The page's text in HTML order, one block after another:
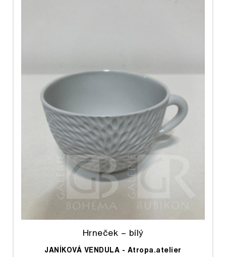
Hrneček – bílý
JANÍKOVÁ VENDULA - Atropa.atelier